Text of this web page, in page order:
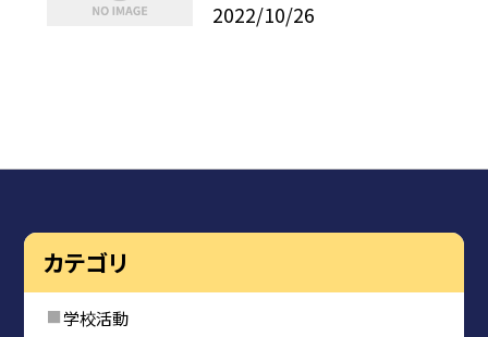
2022/10/26
カテゴリ
学校活動